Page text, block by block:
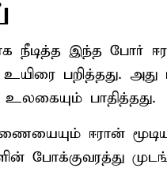
நீடித்த இந்த போர்
பறித்தது. அது
பாதித்தது.
ஈரான்
போக்குவரத்து